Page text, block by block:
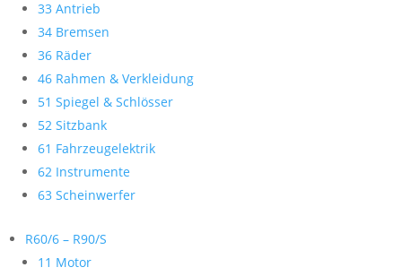
33 Antrieb
34 Bremsen
36 Räder
46 Rahmen & Verkleidung
51 Spiegel & Schlösser
52 Sitzbank
61 Fahrzeugelektrik
62 Instrumente
63 Scheinwerfer
R60/6 – R90/S
11 Motor